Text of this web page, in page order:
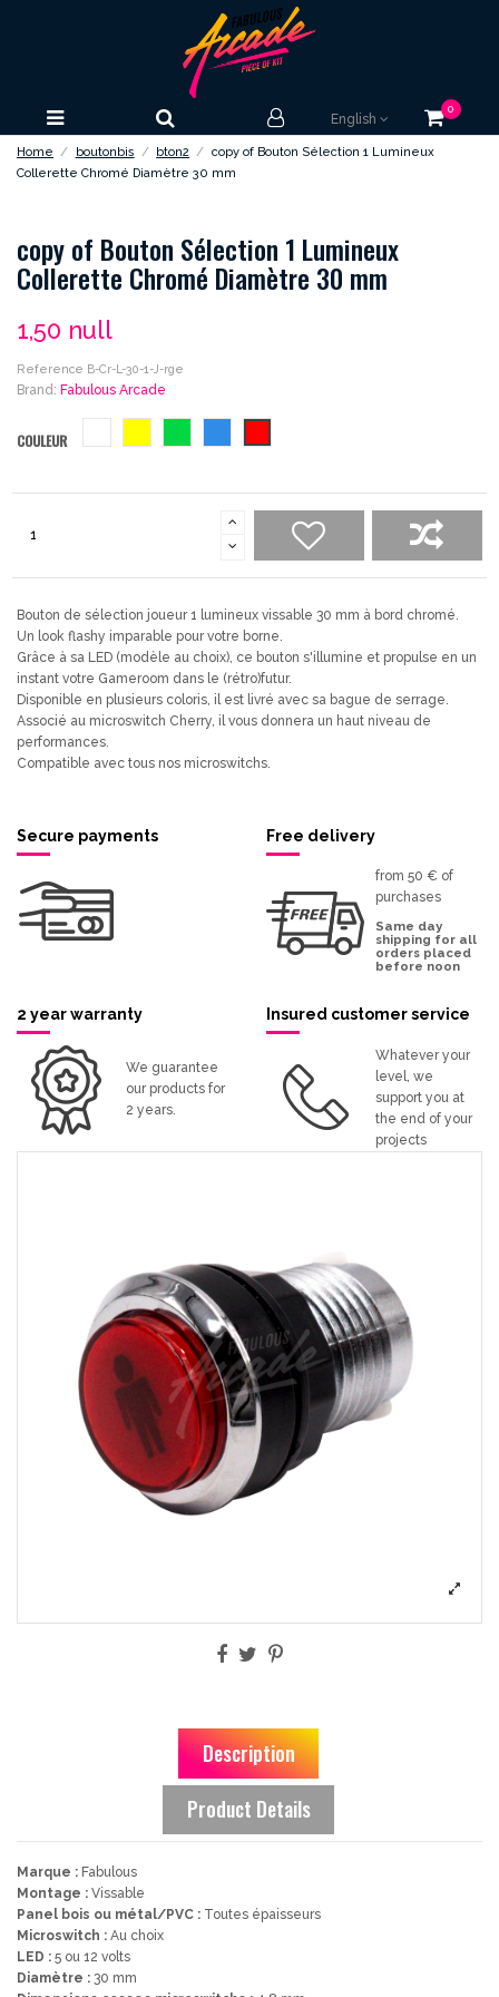
English
0
Home boutonbis bton2
copy of Bouton Sélection 1 Lumineux
Collerette Chromé Diamètre 30 mm
copy of Bouton Sélection 1 Lumineux
Collerette Chromé Diamètre 30 mm
1,50 null
Reference B-Cr-L-30-1-J-rge
Brand: Fabulous Arcade
COULEUR
Bouton de sélection joueur 1 lumineux vissable 30 mm à bord chromé.
Un look flashy imparable pour votre borne.
Grâce à sa LED (modèle au choix), ce bouton s'illumine et propulse en un
instant votre Gameroom dans le (rétro)futur.
Disponible en plusieurs coloris, il est livré avec sa bague de serrage.
Associé au microswitch Cherry, il vous donnera un haut niveau de
performances.
Compatible avec tous nos microswitchs.
Secure payments Free delivery
from 50 € of
purchases
Same day
shipping for all
orders placed
before noon
2 year warranty
We guarantee
our products for
2 years.
Insured customer service
Whatever your
level, we
support you at
the end of your
projects
Description
Product Details
Marque : Fabulous
Montage : Vissable
Panel bois ou métal/PVC : Toutes épaisseurs
Microswitch : Au choix
LED : 5 ou 12 volts
Diamètre : 30 mm